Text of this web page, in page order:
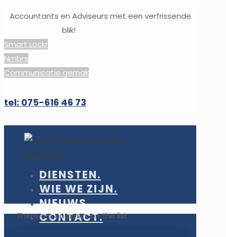
Accountants en Adviseurs met een verfrissende
blik!
Smart Lockr
Nmbrs
Communicatie gemak
tel: 075-616 46 73
DIENSTEN.
WIE WE ZIJN.
NIEUWS.
CONTACT.
There are no posts on the list.